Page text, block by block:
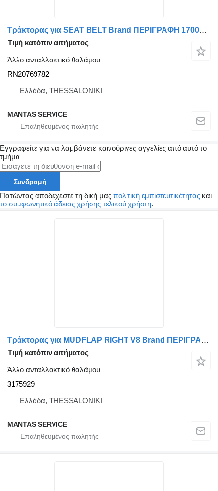
Τράκτορας για SEAT BELT Brand ΠΕΡΙΓΡΑΦΗ 170026 - AFTERMAKET RN20769782
Τιμή κατόπιν αιτήματος
Άλλο ανταλλακτικό θαλάμου
RN20769782
Ελλάδα, THESSALONIKI
MANTAS SERVICE
Εγγραφείτε για να λαμβάνετε καινούριγες αγγελίες από αυτό το
τμήμα
Συνδρομή
Πατώντας αποδέχεστε τη δική μας πολιτική εμπιστευτικότητας και
το συμφωνητικό άδειας χρήσης τελικού χρήστη.
Τράκτορας για MUDFLAP RIGHT V8 Brand ΠΕΡΙΓΡΑΦΗ MS120059 - AFTERMARKET 3175929
Τιμή κατόπιν αιτήματος
Άλλο ανταλλακτικό θαλάμου
3175929
Ελλάδα, THESSALONIKI
MANTAS SERVICE